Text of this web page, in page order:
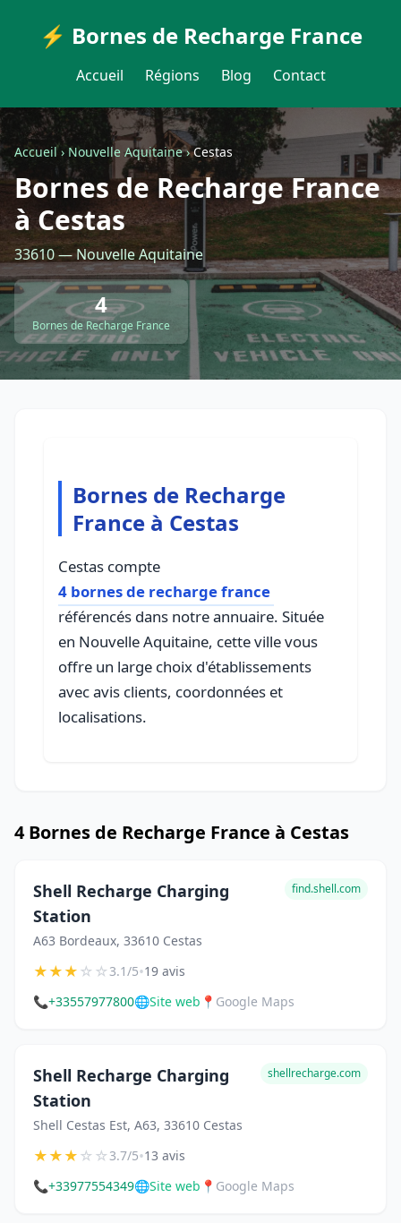
⚡ Bornes de Recharge France
Accueil Régions Blog Contact
Accueil›Nouvelle Aquitaine›Cestas
Bornes de Recharge France
à Cestas
33610 — Nouvelle Aquitaine
4
Bornes de Recharge France
Bornes de Recharge
France à Cestas
Cestas compte
4 bornes de recharge france
référencés dans notre annuaire. Située
en Nouvelle Aquitaine, cette ville vous
offre un large choix d'établissements
avec avis clients, coordonnées et
localisations.
4 Bornes de Recharge France à Cestas
Shell Recharge Charging
Station
A63 Bordeaux, 33610 Cestas
find.shell.com
★★★☆☆3.1/5•19 avis
📞+33557977800🌐Site web 📍 Google Maps
Shell Recharge Charging
Station
Shell Cestas Est, A63, 33610 Cestas
shellrecharge.com
★★★☆☆3.7/5•13 avis
📞+33977554349🌐Site web 📍 Google Maps